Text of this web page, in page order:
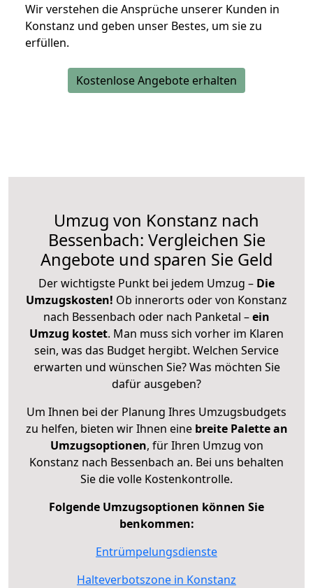
Wir verstehen die Ansprüche unserer Kunden in
Konstanz und geben unser Bestes, um sie zu
erfüllen.
Kostenlose Angebote erhalten
Umzug von Konstanz nach
Bessenbach: Vergleichen Sie
Angebote und sparen Sie Geld
Der wichtigste Punkt bei jedem Umzug – Die
Umzugskosten! Ob innerorts oder von Konstanz
nach Bessenbach oder nach Panketal –ein
Umzug kostet. Man muss sich vorher im Klaren
sein, was das Budget hergibt. Welchen Service
erwarten und wünschen Sie? Was möchten Sie
dafür ausgeben?
Um Ihnen bei der Planung Ihres Umzugsbudgets
zu helfen, bieten wir Ihnen eine breite Palette an
Umzugsoptionen, für Ihren Umzug von
Konstanz nach Bessenbach an. Bei uns behalten
Sie die volle Kostenkontrolle.
Folgende Umzugsoptionen können Sie
benkommen:
Entrümpelungsdienste
Halteverbotszone in Konstanz